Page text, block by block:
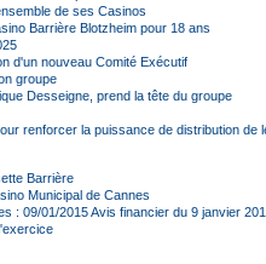
de ses Casinos
Barrière Blotzheim pour 18 ans
d'un nouveau Comité Exécutif
groupe
Desseigne, prend la tête du groupe
renforcer la puissance de distribution de
Barrière
Municipal de Cannes
: 09/01/2015 Avis financier du 9 janvier